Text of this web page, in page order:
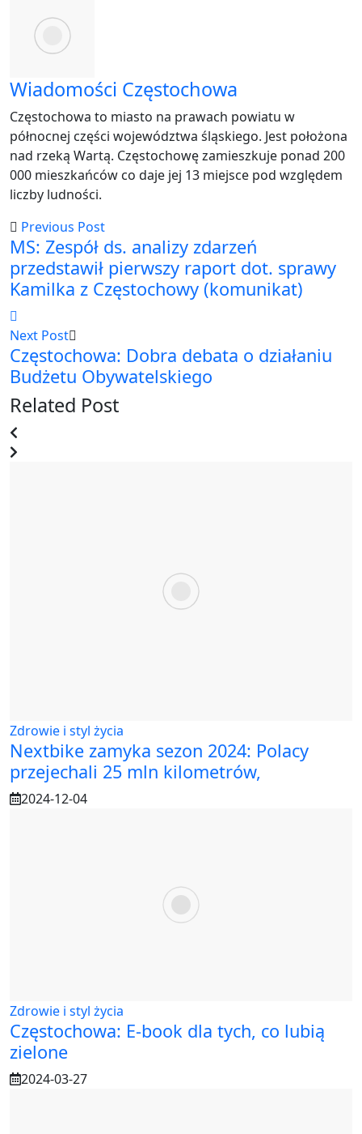
Wiadomości Częstochowa
Częstochowa to miasto na prawach powiatu w
północnej części województwa śląskiego. Jest położona
nad rzeką Wartą. Częstochowę zamieszkuje ponad 200
000 mieszkańców co daje jej 13 miejsce pod względem
liczby ludności.
Previous Post
MS: Zespół ds. analizy zdarzeń
przedstawił pierwszy raport dot. sprawy
Kamilka z Częstochowy (komunikat)
Next Post
Częstochowa: Dobra debata o działaniu
Budżetu Obywatelskiego
Related Post
Zdrowie i styl życia
Nextbike zamyka sezon 2024: Polacy
przejechali 25 mln kilometrów,
2024-12-04
Zdrowie i styl życia
Częstochowa: E-book dla tych, co lubią
zielone
2024-03-27